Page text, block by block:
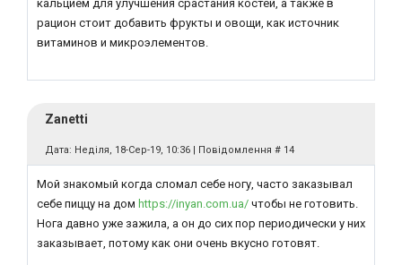
кальцием для улучшения срастания костей, а также в
рацион стоит добавить фрукты и овощи, как источник
витаминов и микроэлементов.
Zanetti
Дата: Неділя, 18-Сер-19, 10:36 | Повідомлення # 14
Мой знакомый когда сломал себе ногу, часто заказывал
себе пиццу на дом https://inyan.com.ua/ чтобы не готовить.
Нога давно уже зажила, а он до сих пор периодически у них
заказывает, потому как они очень вкусно готовят.